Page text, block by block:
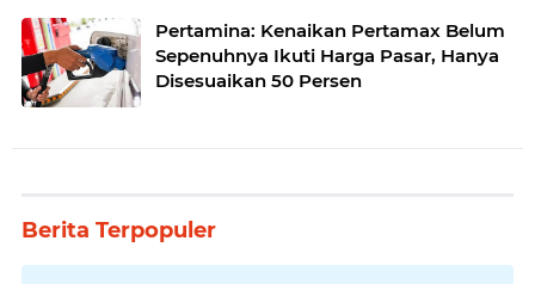
Pertamina: Kenaikan Pertamax Belum
Sepenuhnya Ikuti Harga Pasar, Hanya
Disesuaikan 50 Persen
Berita Terpopuler